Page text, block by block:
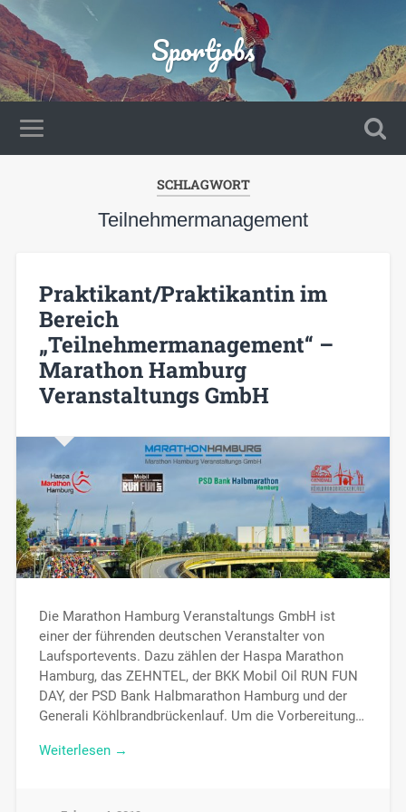
Sportjobs
SCHLAGWORT
Teilnehmermanagement
Praktikant/Praktikantin im
Bereich
„Teilnehmermanagement“ –
Marathon Hamburg
Veranstaltungs GmbH
Die Marathon Hamburg Veranstaltungs GmbH ist
einer der führenden deutschen Veranstalter von
Laufsportevents. Dazu zählen der Haspa Marathon
Hamburg, das ZEHNTEL, der BKK Mobil Oil RUN FUN
DAY, der PSD Bank Halbmarathon Hamburg und der
Generali Köhlbrandbrückenlauf. Um die Vorbereitung…
Weiterlesen →